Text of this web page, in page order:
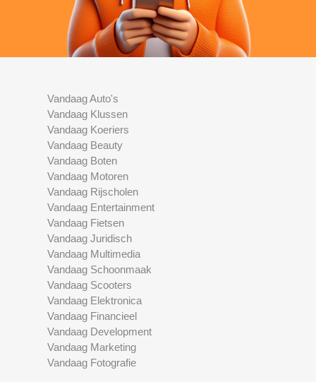
Vandaag Auto's
Vandaag Klussen
Vandaag Koeriers
Vandaag Beauty
Vandaag Boten
Vandaag Motoren
Vandaag Rijscholen
Vandaag Entertainment
Vandaag Fietsen
Vandaag Juridisch
Vandaag Multimedia
Vandaag Schoonmaak
Vandaag Scooters
Vandaag Elektronica
Vandaag Financieel
Vandaag Development
Vandaag Marketing
Vandaag Fotografie